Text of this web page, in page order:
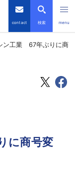
contact 検索 menu
ン工業 67年ぶりに商
に商号変